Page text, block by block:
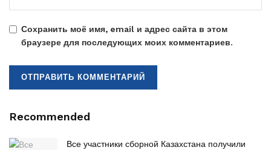
Сохранить моё имя, email и адрес сайта в этом
браузере для последующих моих комментариев.
Recommended
Все участники сборной Казахстана получили